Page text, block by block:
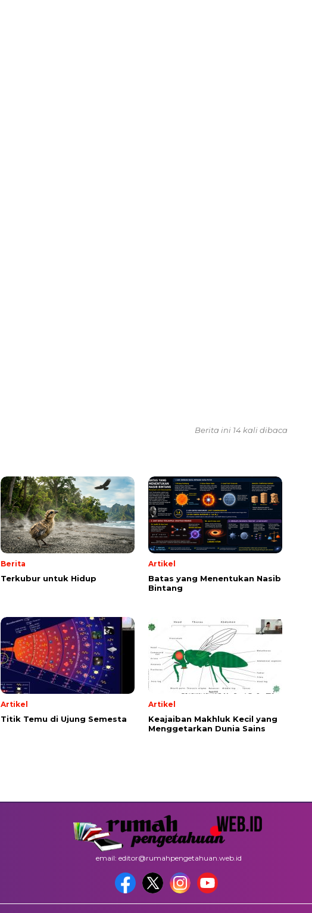
Berita ini 14 kali dibaca
Berita
Terkubur untuk Hidup
Artikel
Batas yang Menentukan Nasib
Bintang
Artikel
Titik Temu di Ujung Semesta
Artikel
Keajaiban Makhluk Kecil yang
Menggetarkan Dunia Sains
email: editor@rumahpengetahuan.web.id